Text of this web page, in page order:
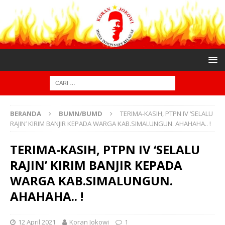
BERANDA BUMN/BUMD
TERIMA-KASIH, PTPN IV ‘SELALU
RAJIN’ KIRIM BANJIR KEPADA WARGA KAB.SIMALUNGUN. AHAHAHA.. !
TERIMA-KASIH, PTPN IV ‘SELALU
RAJIN’ KIRIM BANJIR KEPADA
WARGA KAB.SIMALUNGUN.
AHAHAHA.. !
12 April 2021 Koran Jokowi 1